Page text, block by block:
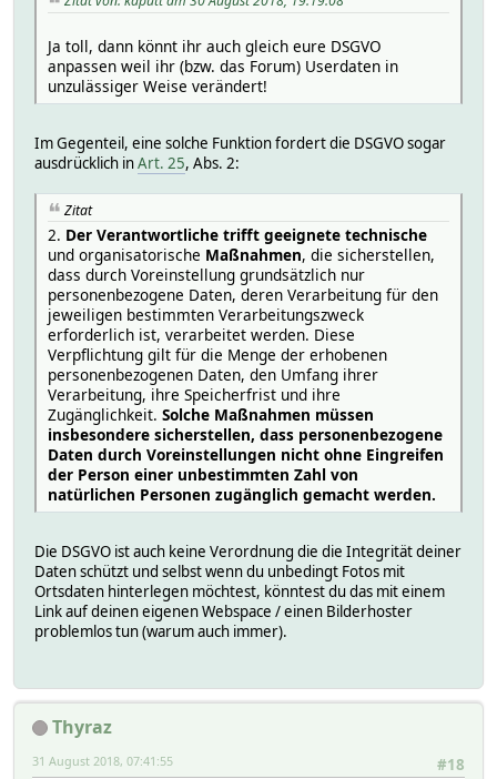
Ja toll, dann könnt ihr auch gleich eure DSGVO
anpassen weil ihr (bzw. das Forum) Userdaten in
unzulässiger Weise verändert!
Im Gegenteil, eine solche Funktion fordert die DSGVO sogar
ausdrücklich inArt. 25, Abs. 2:
Zitat
2. Der Verantwortliche trifft geeignete technische
und organisatorische Maßnahmen, die sicherstellen,
dass durch Voreinstellung grundsätzlich nur
personenbezogene Daten, deren Verarbeitung für den
jeweiligen bestimmten Verarbeitungszweck
erforderlich ist, verarbeitet werden. Diese
Verpflichtung gilt für die Menge der erhobenen
personenbezogenen Daten, den Umfang ihrer
Verarbeitung, ihre Speicherfrist und ihre
Zugänglichkeit. Solche Maßnahmen müssen
insbesondere sicherstellen, dass personenbezogene
Daten durch Voreinstellungen nicht ohne Eingreifen
der Person einer unbestimmten Zahl von
natürlichen Personen zugänglich gemacht werden.
Die DSGVO ist auch keine Verordnung die die Integrität deiner
Daten schützt und selbst wenn du unbedingt Fotos mit
Ortsdaten hinterlegen möchtest, könntest du das mit einem
Link auf deinen eigenen Webspace / einen Bilderhoster
problemlos tun (warum auch immer).
Thyraz
#18
31 August 2018, 07:41:55